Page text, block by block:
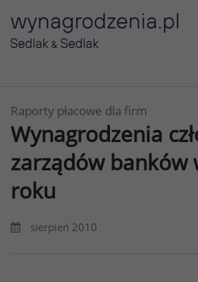
Raporty płacowe dla firm
Wynagrodzenia
zarządów banków
roku
sierpień 2010